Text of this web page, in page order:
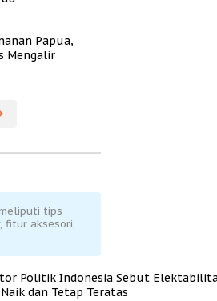
Papua,
Mengalir
tips
fitur aksesori,
Politik Indonesia Sebut
dan Tetap Teratas